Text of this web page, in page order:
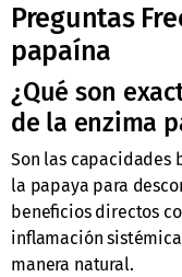
Preguntas
papaína
¿Qué son
de la enzima
Son las capacidades
la papaya para
beneficios directos
inflamación
manera natural.